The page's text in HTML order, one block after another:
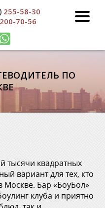
255-58-30
200-70-56
ПО
тысячи квадратных
вариант для тех, кто
Москве. Бар «БоуБол»
клуба и приятно